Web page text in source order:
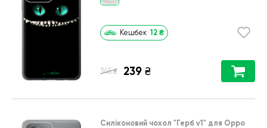
Кешбек 12 ₴
345 ₴ 239 ₴
Силіконовий чохол "Герб v1" для Oppo